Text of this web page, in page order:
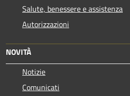
Salute, benessere e assistenza
Autorizzazioni
NOVITÀ
Notizie
Comunicati